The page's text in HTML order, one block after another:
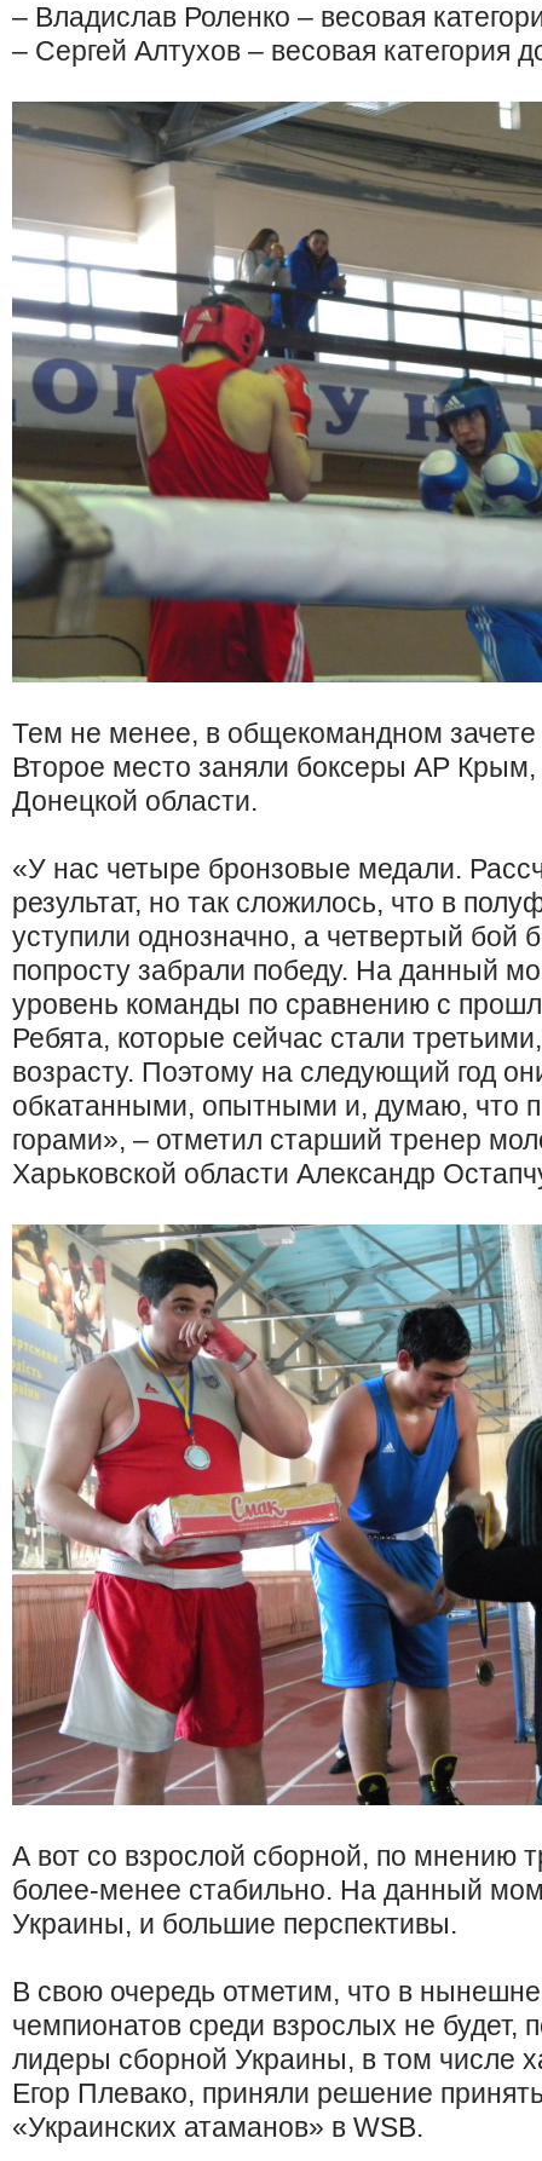
– Владислав Роленко – весовая
– Сергей Алтухов – весовая категория
Тем не менее, в общекомандном
Второе место заняли боксеры АР Крым,
Донецкой области.
«У нас четыре бронзовые медали.
результат, но так сложилось, что в
уступили однозначно, а четвертый бой
попросту забрали победу. На данный
уровень команды по сравнению с
Ребята, которые сейчас стали
возрасту. Поэтому на следующий год
обкатанными, опытными и, думаю, что
горами», – отметил старший тренер
Харьковской области Александр
А вот со взрослой сборной, по мнению
более-менее стабильно. На данный
Украины, и большие перспективы.
В свою очередь отметим, что в
чемпионатов среди взрослых не будет,
лидеры сборной Украины, в том числе
Егор Плевако, приняли решение
«Украинских атаманов» в WSB.